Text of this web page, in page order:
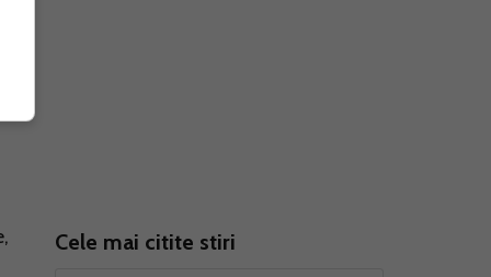
Cele mai citite stiri